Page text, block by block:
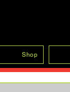
Shop